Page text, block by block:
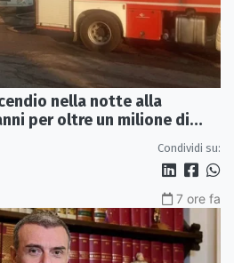
nella notte alla
per oltre un milione di
Condividi su:
7 ore fa